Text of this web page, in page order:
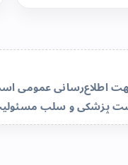
اطلاع‌رسانی عمومی
پزشکی و سلب